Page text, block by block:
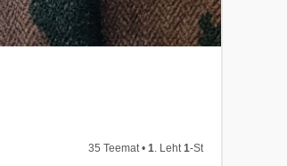
35 Teemat • 1. Leht1-st